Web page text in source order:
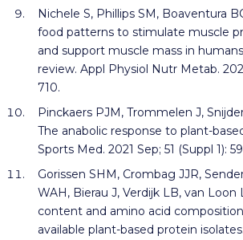
Nichele S, Phillips SM, Boaventura
food patterns to stimulate muscle
and support muscle mass in
review. Appl Physiol Nutr Metab.
710.
Pinckaers PJM, Trommelen J,
The anabolic response to plant-
Sports Med. 2021 Sep; 51 (Suppl 1):
Gorissen SHM, Crombag JJR,
WAH, Bierau J, Verdijk LB, van Loon
content and amino acid
available plant-based protein